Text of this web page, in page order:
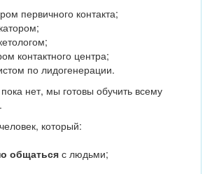
первичного контакта;
контактного центра;
по лидогенерации.
нет, мы готовы обучить всему
который:
общатьсяс людьми;